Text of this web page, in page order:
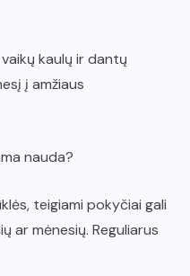
kaulų ir dantų
į amžiaus
nauda?
teigiami pokyčiai gali
ar mėnesių. Reguliarus